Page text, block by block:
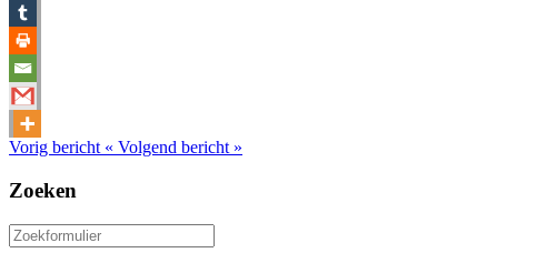
Vorig bericht « Volgend bericht »
Zoeken
Zoeken
naar: